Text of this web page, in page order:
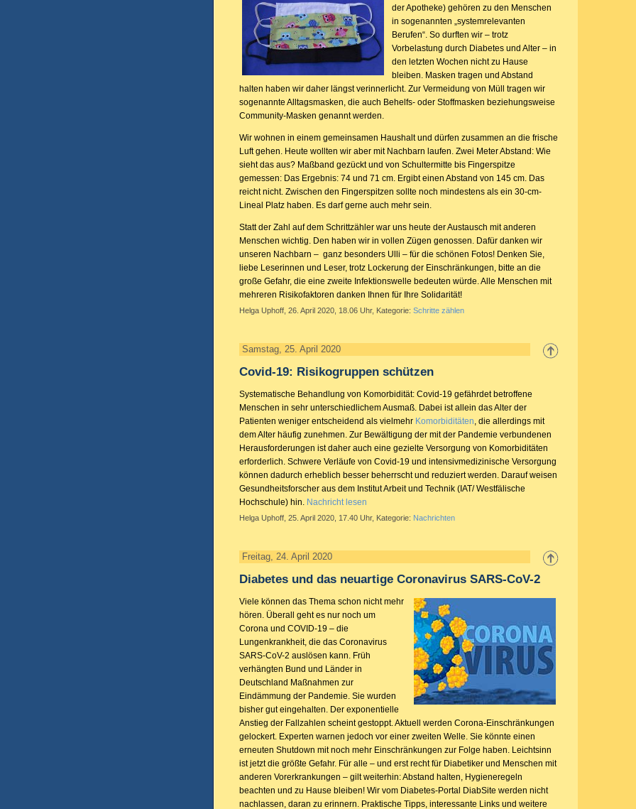
der Apotheke) gehören zu den Menschen
in sogenannten „systemrelevanten
Berufen“. So durften wir – trotz
Vorbelastung durch Diabetes und Alter – in
den letzten Wochen nicht zu Hause
bleiben. Masken tragen und Abstand
halten haben wir daher längst verinnerlicht. Zur Vermeidung von Müll tragen wir
sogenannte Alltagsmasken, die auch Behelfs- oder Stoffmasken beziehungsweise
Community-Masken genannt werden.
Wir wohnen in einem gemeinsamen Haushalt und dürfen zusammen an die frische
Luft gehen. Heute wollten wir aber mit Nachbarn laufen. Zwei Meter Abstand: Wie
sieht das aus? Maßband gezückt und von Schultermitte bis Fingerspitze
gemessen: Das Ergebnis: 74 und 71 cm. Ergibt einen Abstand von 145 cm. Das
reicht nicht. Zwischen den Fingerspitzen sollte noch mindestens als ein 30-cm-
Lineal Platz haben. Es darf gerne auch mehr sein.
Statt der Zahl auf dem Schrittzähler war uns heute der Austausch mit anderen
Menschen wichtig. Den haben wir in vollen Zügen genossen. Dafür danken wir
unseren Nachbarn – ganz besonders Ulli – für die schönen Fotos! Denken Sie,
liebe Leserinnen und Leser, trotz Lockerung der Einschränkungen, bitte an die
große Gefahr, die eine zweite Infektionswelle bedeuten würde. Alle Menschen mit
mehreren Risikofaktoren danken Ihnen für Ihre Solidarität!
Helga Uphoff, 26. April 2020, 18.06 Uhr, Kategorie: Schritte zählen
Samstag, 25. April 2020
Covid-19: Risikogruppen schützen
Systematische Behandlung von Komorbidität: Covid-19 gefährdet betroffene
Menschen in sehr unterschiedlichem Ausmaß. Dabei ist allein das Alter der
Patienten weniger entscheidend als vielmehr Komorbiditäten, die allerdings mit
dem Alter häufig zunehmen. Zur Bewältigung der mit der Pandemie verbundenen
Herausforderungen ist daher auch eine gezielte Versorgung von Komorbiditäten
erforderlich. Schwere Verläufe von Covid-19 und intensivmedizinische Versorgung
können dadurch erheblich besser beherrscht und reduziert werden. Darauf weisen
Gesundheitsforscher aus dem Institut Arbeit und Technik (IAT/ Westfälische
Hochschule) hin. Nachricht lesen
Helga Uphoff, 25. April 2020, 17.40 Uhr, Kategorie: Nachrichten
Freitag, 24. April 2020
Diabetes und das neuartige Coronavirus SARS-CoV-2
Viele können das Thema schon nicht mehr
hören. Überall geht es nur noch um
Corona und COVID-19 – die
Lungenkrankheit, die das Coronavirus
SARS-CoV-2 auslösen kann. Früh
verhängten Bund und Länder in
Deutschland Maßnahmen zur
Eindämmung der Pandemie. Sie wurden
bisher gut eingehalten. Der exponentielle
Anstieg der Fallzahlen scheint gestoppt. Aktuell werden Corona-Einschränkungen
gelockert. Experten warnen jedoch vor einer zweiten Welle. Sie könnte einen
erneuten Shutdown mit noch mehr Einschränkungen zur Folge haben. Leichtsinn
ist jetzt die größte Gefahr. Für alle – und erst recht für Diabetiker und Menschen mit
anderen Vorerkrankungen – gilt weiterhin: Abstand halten, Hygieneregeln
beachten und zu Hause bleiben! Wir vom Diabetes-Portal DiabSite werden nicht
nachlassen, daran zu erinnern. Praktische Tipps, interessante Links und weitere